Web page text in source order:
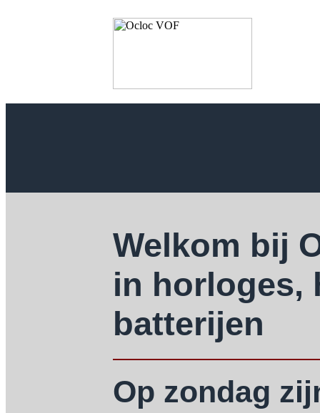
Welkom bij
in horloges,
batterijen
Op zondag